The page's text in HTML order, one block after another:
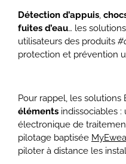
Détection d’appuis,
fuites d’eau… les
utilisateurs des produits
protection et prévention
Pour rappel, les
éléments indissociables
électronique de
pilotage baptisée
piloter à distance les